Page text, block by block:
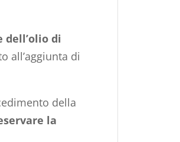
di
all’aggiunta di
della
la